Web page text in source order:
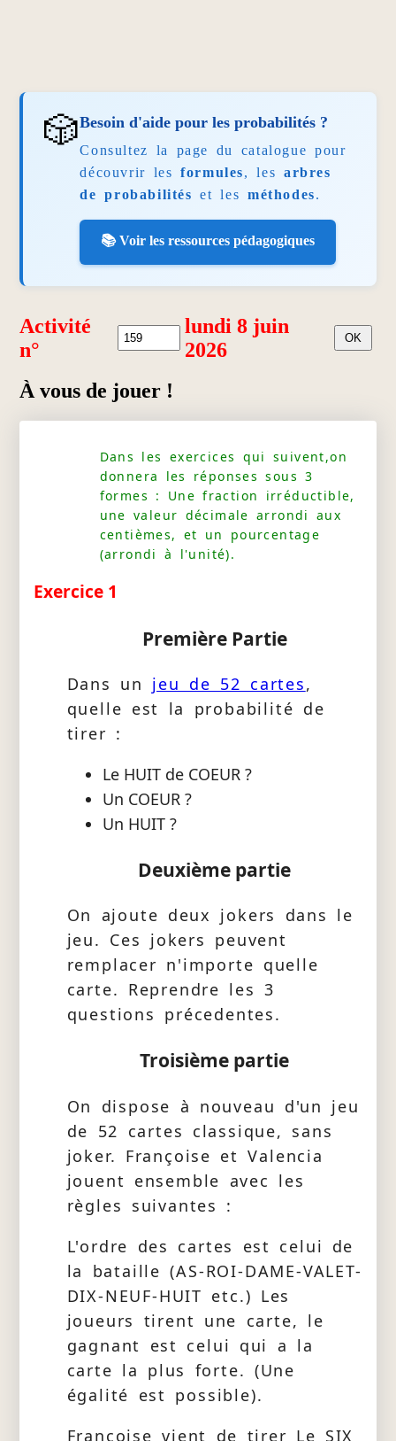
🎲Besoin d'aide pour les probabilités ?
Consultez la page du catalogue pour
découvrir lesformules, lesarbres
de probabilités et les méthodes.
📚 Voir les ressources pédagogiques
Activité
n°
lundi 8 juin
2026
À vous de jouer !
Dans les exercices qui suivent,on
donnera les réponses sous 3
formes : Une fraction irréductible,
une valeur décimale arrondi aux
centièmes, et un pourcentage
(arrondi à l'unité).
Exercice 1
Première Partie
Dans un jeu de 52 cartes,
quelle est la probabilité de
tirer :
Le HUIT de COEUR ?
Un COEUR ?
Un HUIT ?
Deuxième partie
On ajoute deux jokers dans le
jeu. Ces jokers peuvent
remplacer n'importe quelle
carte. Reprendre les 3
questions précedentes.
Troisième partie
On dispose à nouveau d'un jeu
de 52 cartes classique, sans
joker. Françoise et Valencia
jouent ensemble avec les
règles suivantes :
L'ordre des cartes est celui de
la bataille (AS-ROI-DAME-VALET-
DIX-NEUF-HUIT etc.) Les
joueurs tirent une carte, le
gagnant est celui qui a la
carte la plus forte. (Une
égalité est possible).
Françoise vient de tirer Le SIX